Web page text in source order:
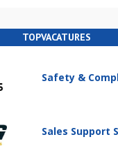
TOPVACATURES
Safety &
Sales Support